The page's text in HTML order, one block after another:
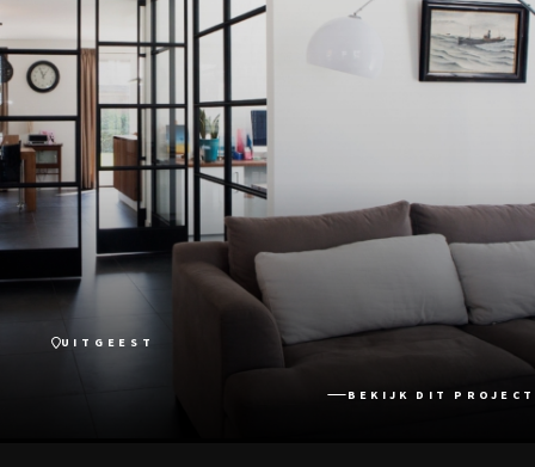
UITGEEST
BEKIJK DIT PROJECT